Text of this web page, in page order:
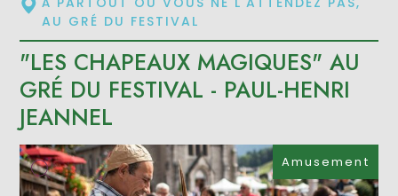
Amusement
AU GRÉ DU FESTIVAL
"LES CHAPEAUX MAGIQUES" AU
GRÉ DU FESTIVAL - PAUL-HENRI
JEANNEL